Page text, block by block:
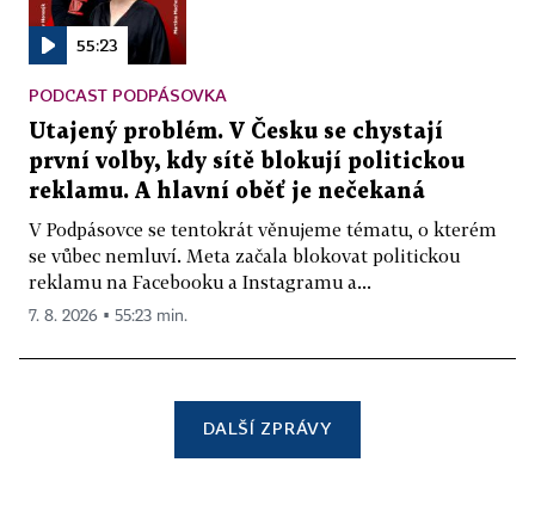
55:23
PODCAST PODPÁSOVKA
Utajený problém. V Česku se chystají
první volby, kdy sítě blokují politickou
reklamu. A hlavní oběť je nečekaná
V Podpásovce se tentokrát věnujeme tématu, o kterém
se vůbec nemluví. Meta začala blokovat politickou
reklamu na Facebooku a Instagramu a...
7. 8. 2026 ▪ 55:23 min.
DALŠÍ ZPRÁVY